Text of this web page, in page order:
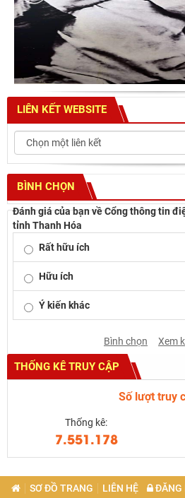
LIÊN KẾT WEBSITE
BÌNH CHỌN
Đánh giá của bạn về Cổng thông tin
tỉnh Thanh Hóa
Rất hữu ích
Hữu ích
Ý kiến khác
Bình chọn Xem
THỐNG KÊ TRUY CẬP
Số lượt truy
Thống kê:
7.551.178
SƠ ĐỒ TRANG LIÊN HỆ ĐĂNG